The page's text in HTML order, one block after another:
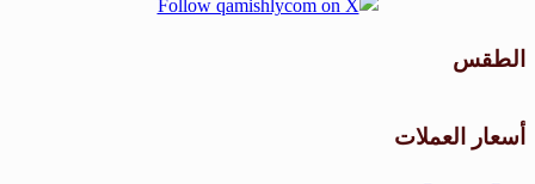
الطقس
أسعار العملات